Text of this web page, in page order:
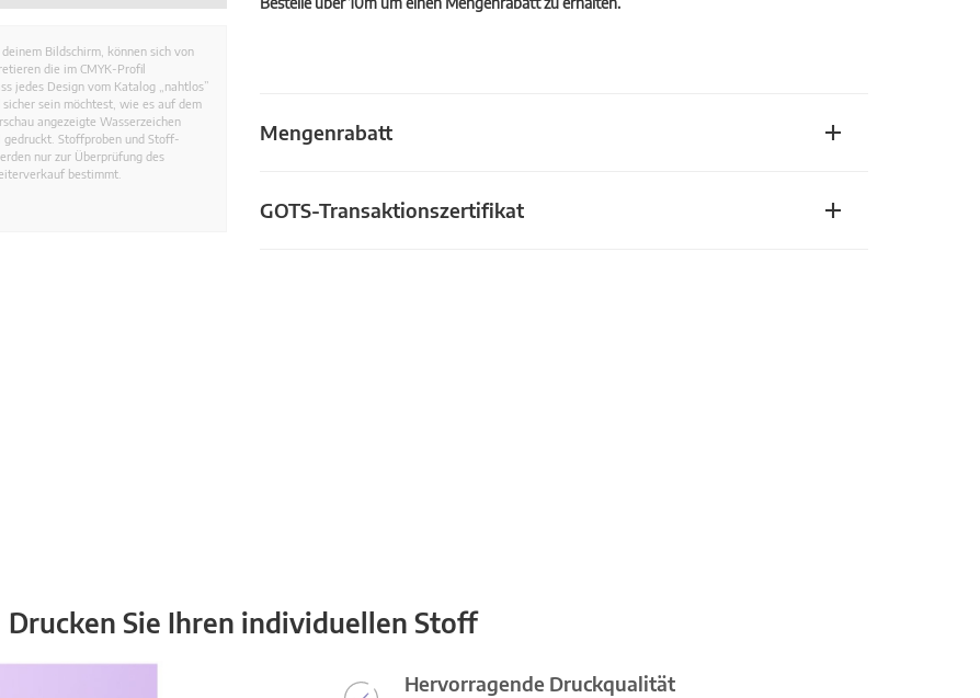
Mengenrabatt
GOTS-Transaktionszertifikat
Bildschirm, können sich von
die im CMYK-Profil
jedes Design vom Katalog „nahtlos”
sein möchtest, wie es auf dem
angezeigte Wasserzeichen
Stoffproben und Stoff-
nur zur Überprüfung des
bestimmt.
Drucken Sie Ihren individuellen Stoff
Hervorragende Druckqualität